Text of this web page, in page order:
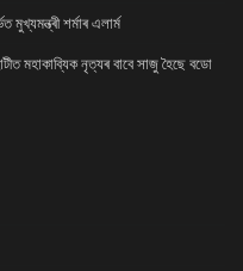
মুখ্যমন্ত্ৰী শৰ্মাৰ এলাৰ্ম
মহাকাব্যিক নৃত্যৰ বাবে সাজু হৈছে বডো